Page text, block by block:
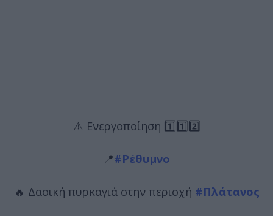
⚠️ Ενεργοποίηση 1️⃣1️⃣2️⃣
📍#Ρέθυμνο
🔥 Δασική πυρκαγιά στην περιοχή #Πλάτανος